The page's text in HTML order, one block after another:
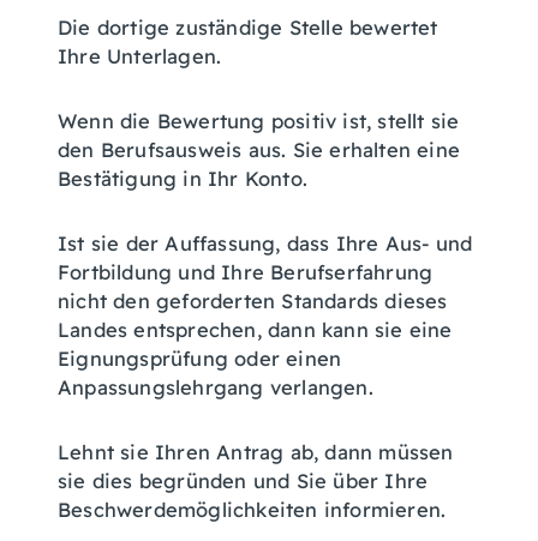
Die dortige zuständige Stelle bewertet
Ihre Unterlagen.
Wenn die Bewertung positiv ist, stellt sie
den Berufsausweis aus. Sie erhalten eine
Bestätigung in Ihr Konto.
Ist sie der Auffassung, dass Ihre Aus- und
Fortbildung und Ihre Berufserfahrung
nicht den geforderten Standards dieses
Landes entsprechen, dann kann sie eine
Eignungsprüfung oder einen
Anpassungslehrgang verlangen.
Lehnt sie Ihren Antrag ab, dann müssen
sie dies begründen und Sie über Ihre
Beschwerdemöglichkeiten informieren.